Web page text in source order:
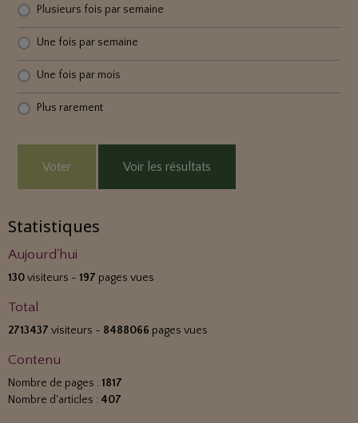
Plusieurs fois par semaine
Une fois par semaine
Une fois par mois
Plus rarement
Voter Voir les résultats
Statistiques
Aujourd'hui
130visiteurs - 197 pages vues
Total
2713437 visiteurs - 8488066 pages vues
Contenu
Nombre de pages : 1817
Nombre d'articles : 407